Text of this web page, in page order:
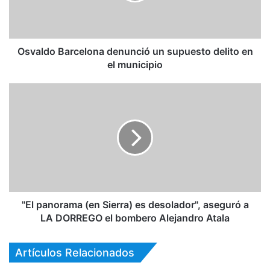
Osvaldo Barcelona denunció un supuesto delito en
el municipio
"El panorama (en Sierra) es desolador", aseguró a
LA DORREGO el bombero Alejandro Atala
Artículos Relacionados